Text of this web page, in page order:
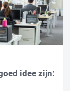
idee zijn: